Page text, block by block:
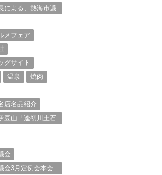
による、熱海市議
メフェア
グサイト
温泉
焼肉
店名品紹介
豆山「逢初川土石
会
会3月定例会本会